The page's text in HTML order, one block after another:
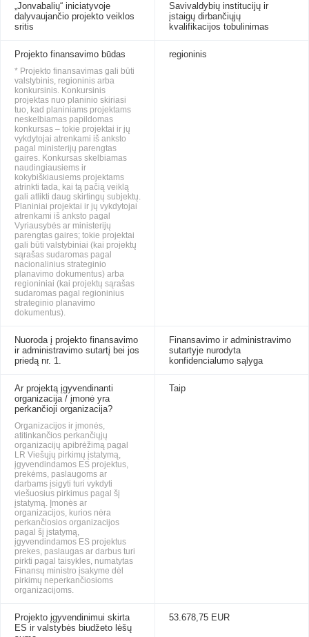
„Jonvabalių“ iniciatyvoje
dalyvaujančio projekto veiklos
sritis
Savivaldybių institucijų ir
įstaigų dirbančiųjų
kvalifikacijos tobulinimas
Projekto finansavimo būdas
* Projekto finansavimas gali būti
valstybinis, regioninis arba
konkursinis. Konkursinis
projektas nuo planinio skiriasi
tuo, kad planiniams projektams
neskelbiamas papildomas
konkursas – tokie projektai ir jų
vykdytojai atrenkami iš anksto
pagal ministerijų parengtas
gaires. Konkursas skelbiamas
naudingiausiems ir
kokybiškiausiems projektams
atrinkti tada, kai tą pačią veiklą
gali atlikti daug skirtingų subjektų.
Planiniai projektai ir jų vykdytojai
atrenkami iš anksto pagal
Vyriausybės ar ministerijų
parengtas gaires; tokie projektai
gali būti valstybiniai (kai projektų
sąrašas sudaromas pagal
nacionalinius strateginio
planavimo dokumentus) arba
regioniniai (kai projektų sąrašas
sudaromas pagal regioninius
strateginio planavimo
dokumentus).
regioninis
Nuoroda į projekto finansavimo
ir administravimo sutartį bei jos
priedą nr. 1.
Finansavimo ir administravimo
sutartyje nurodyta
konfidencialumo sąlyga
Ar projektą įgyvendinanti
organizacija / įmonė yra
perkančioji organizacija?
Organizacijos ir įmonės,
atitinkančios perkančiųjų
organizacijų apibrėžimą pagal
LR Viešųjų pirkimų įstatymą,
įgyvendindamos ES projektus,
prekėms, paslaugoms ar
darbams įsigyti turi vykdyti
viešuosius pirkimus pagal šį
įstatymą. Įmonės ar
organizacijos, kurios nėra
perkančiosios organizacijos
pagal šį įstatymą,
įgyvendindamos ES projektus
prekes, paslaugas ar darbus turi
pirkti pagal taisykles, numatytas
Finansų ministro įsakyme dėl
pirkimų neperkančiosioms
organizacijoms.
Taip
Projekto įgyvendinimui skirta
ES ir valstybės biudžeto lėšų
53.678,75 EUR